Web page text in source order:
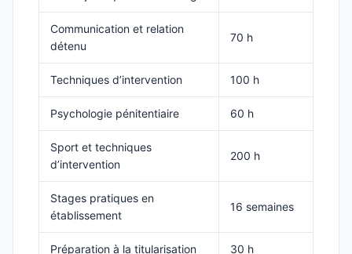
Communication et relation
détenu
70 h
Techniques d’intervention 100 h
Psychologie pénitentiaire 60 h
Sport et techniques
d’intervention
200 h
Stages pratiques en
établissement
16 semaines
Préparation à la titularisation 30 h